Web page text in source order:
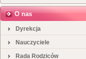
O nas
Dyrekcja
Nauczyciele
Rada Rodziców